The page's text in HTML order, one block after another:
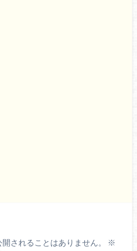
されることはありません。
※